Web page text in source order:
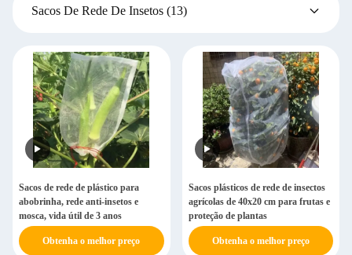
Sacos De Rede De Insetos (13)
Sacos de rede de plástico para
abobrinha, rede anti-insetos e
mosca, vida útil de 3 anos
Obtenha o melhor preço
Sacos plásticos de rede de insectos
agrícolas de 40x20 cm para frutas e
proteção de plantas
Obtenha o melhor preço